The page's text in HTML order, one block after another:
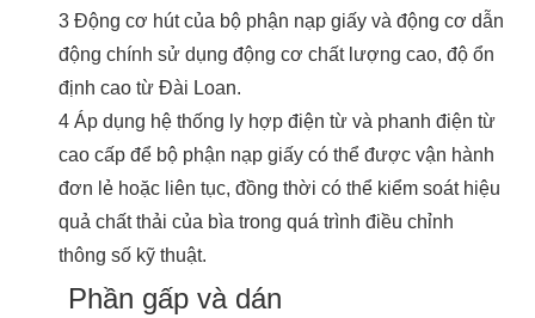
3 Động cơ hút của bộ phận nạp giấy và động cơ dẫn
động chính sử dụng động cơ chất lượng cao, độ ổn
định cao từ Đài Loan.
4 Áp dụng hệ thống ly hợp điện từ và phanh điện từ
cao cấp để bộ phận nạp giấy có thể được vận hành
đơn lẻ hoặc liên tục, đồng thời có thể kiểm soát hiệu
quả chất thải của bìa trong quá trình điều chỉnh
thông số kỹ thuật.
Phần gấp và dán